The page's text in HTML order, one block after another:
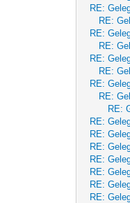
RE:
RE:
RE:
RE:
RE:
RE:
RE:
RE:
RE:
RE:
RE:
RE:
RE:
RE:
RE:
RE: